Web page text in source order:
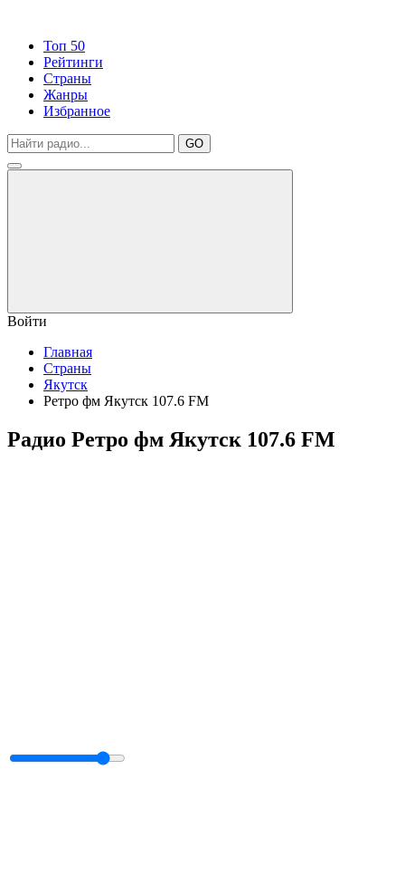
Топ 50
Рейтинги
Страны
Жанры
Избранное
GO
Войти
Главная
Страны
Якутск
Ретро фм Якутск 107.6 FM
Радио Ретро фм Якутск 107.6 FM